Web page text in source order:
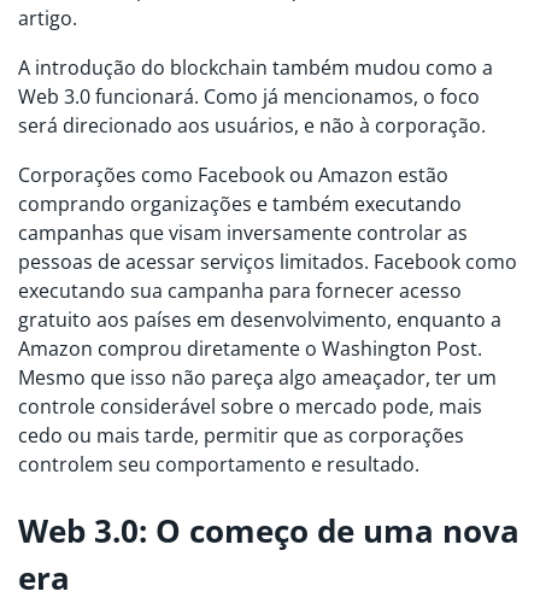
artigo.
A introdução do blockchain também mudou como a
Web 3.0 funcionará. Como já mencionamos, o foco
será direcionado aos usuários, e não à corporação.
Corporações como Facebook ou Amazon estão
comprando organizações e também executando
campanhas que visam inversamente controlar as
pessoas de acessar serviços limitados. Facebook como
executando sua campanha para fornecer acesso
gratuito aos países em desenvolvimento, enquanto a
Amazon comprou diretamente o Washington Post.
Mesmo que isso não pareça algo ameaçador, ter um
controle considerável sobre o mercado pode, mais
cedo ou mais tarde, permitir que as corporações
controlem seu comportamento e resultado.
Web 3.0: O começo de uma nova
era